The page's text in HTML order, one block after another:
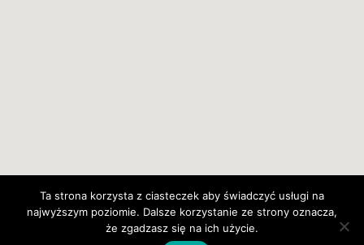
Copyrights © Dom Słoneczne Wzgórze
Ta strona korzysta z ciasteczek aby świadczyć usługi na
najwyższym poziomie. Dalsze korzystanie ze strony oznacza,
że zgadzasz się na ich użycie.